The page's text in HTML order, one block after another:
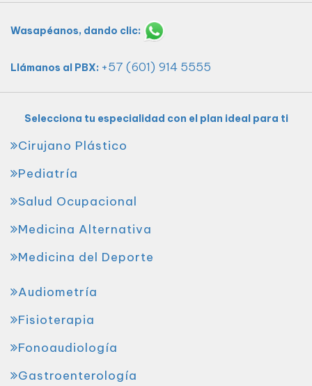
Wasapéanos, dando clic:
Llámanos al PBX: +57 (601) 914 5555
Selecciona tu especialidad con el plan ideal para ti
Cirujano Plástico
Pediatría
Salud Ocupacional
Medicina Alternativa
Medicina del Deporte
Audiometría
Fisioterapia
Fonoaudiología
Gastroenterología